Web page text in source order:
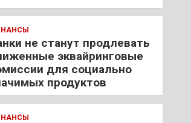
не станут продлевать
эквайринговые
для социально
продуктов